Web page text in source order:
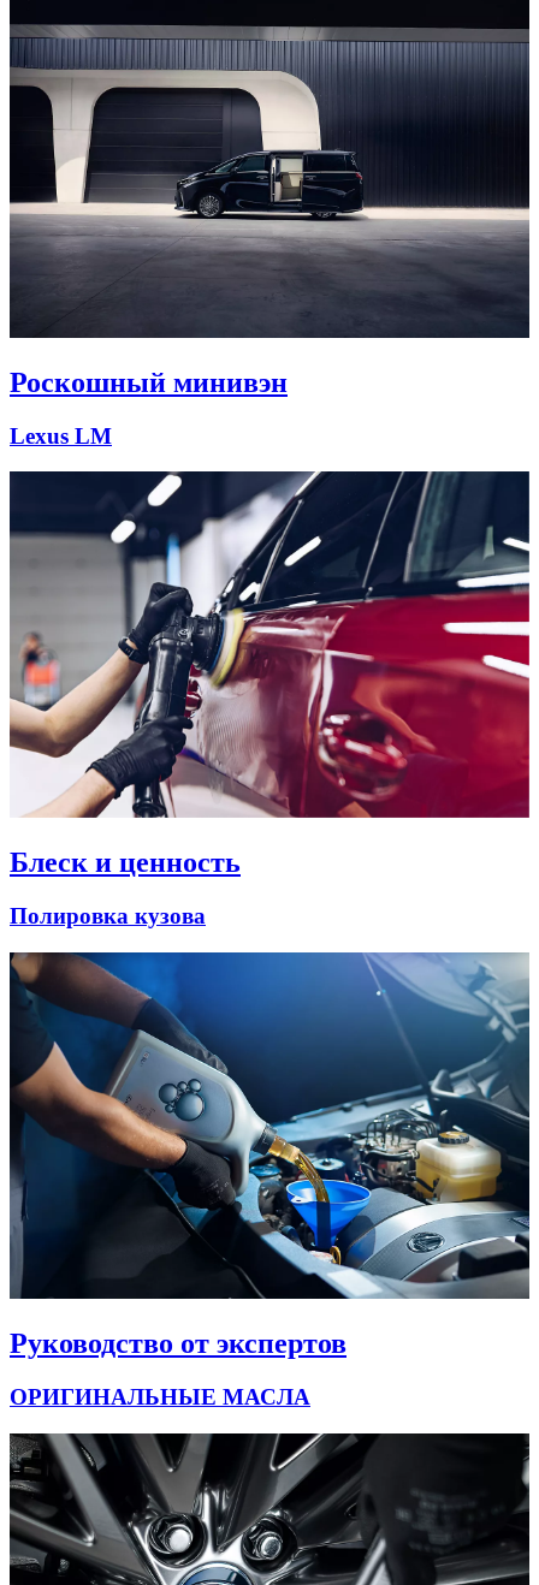
Роскошный минивэн
Lexus LM
Блеск и ценность
Полировка кузова
Руководство от экспертов
ОРИГИНАЛЬНЫЕ МАСЛА